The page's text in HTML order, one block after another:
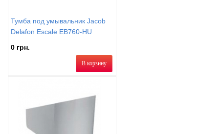
Тумба под умывальник Jacob
Delafon Escale EB760-HU
0 грн.
В корзину